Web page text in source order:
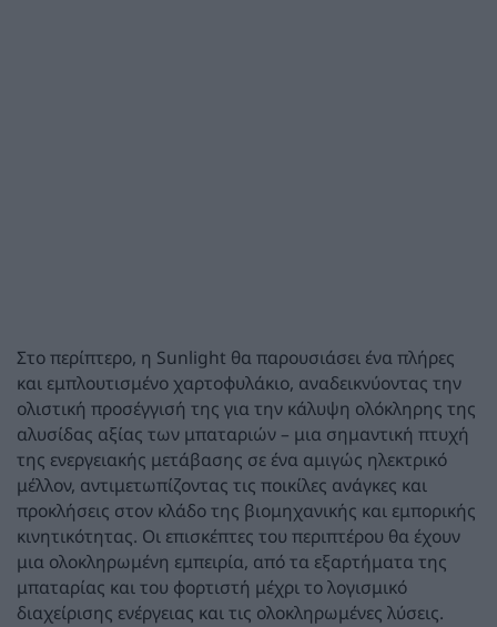
Στο περίπτερο, η Sunlight θα παρουσιάσει ένα πλήρες
και εμπλουτισμένο χαρτοφυλάκιο, αναδεικνύοντας την
ολιστική προσέγγισή της για την κάλυψη ολόκληρης της
αλυσίδας αξίας των μπαταριών – μια σημαντική πτυχή
της ενεργειακής μετάβασης σε ένα αμιγώς ηλεκτρικό
μέλλον, αντιμετωπίζοντας τις ποικίλες ανάγκες και
προκλήσεις στον κλάδο της βιομηχανικής και εμπορικής
κινητικότητας. Οι επισκέπτες του περιπτέρου θα έχουν
μια ολοκληρωμένη εμπειρία, από τα εξαρτήματα της
μπαταρίας και του φορτιστή μέχρι το λογισμικό
διαχείρισης ενέργειας και τις ολοκληρωμένες λύσεις.